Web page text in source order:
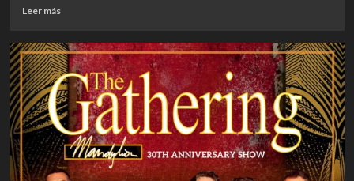
a
años
Leer másLeer
MUNDO
|
Martin
Birch
fallece
a
los
71
años